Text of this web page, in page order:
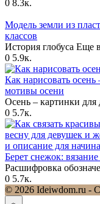
0 8.3к.
Модель земли из
классов
История глобуса Еще
0 5.9к.
Как нарисовать
мотивы осени
Осень – картинки для
0 5.7к.
Берет снежок:
Расшифровка
0 5.7к.
© 2026 Ideiwdom.ru -